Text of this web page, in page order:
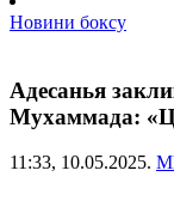
Новини боксу
Адесанья
Мухаммада:
11:33, 10.05.2025.